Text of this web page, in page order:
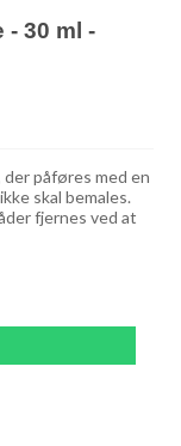
- 30 ml -
der påføres med en
skal bemales.
fjernes ved at